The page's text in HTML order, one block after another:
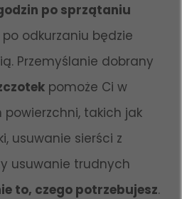
po sprzątaniu
odkurzaniu będzie
Przemyślanie dobrany
pomoże Ci w
powierzchni, takich jak
usuwanie sierści z
usuwanie trudnych
to, czego potrzebujesz.